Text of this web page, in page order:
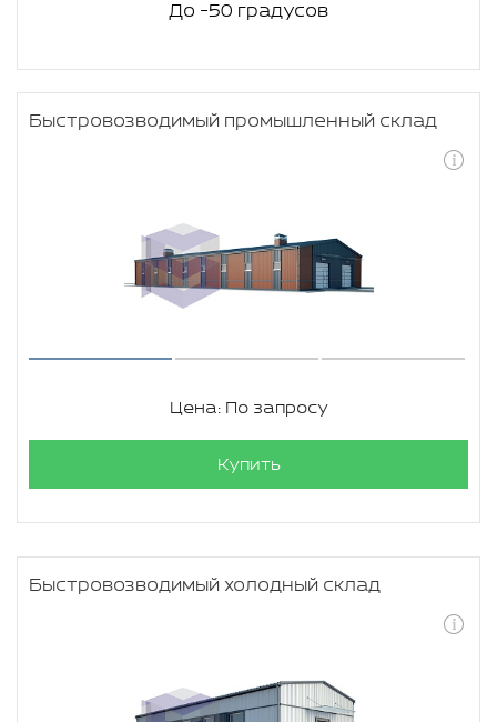
До -50 градусов
Быстровозводимый промышленный склад
Цена: По запросу
Купить
Быстровозводимый холодный склад